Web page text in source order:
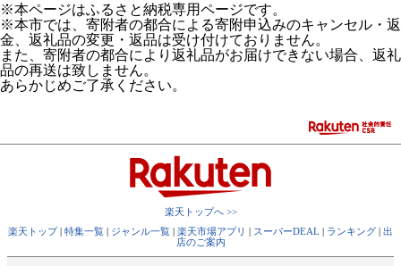
※本ページはふるさと納税専用ページです。
※本市では、寄附者の都合による寄附申込みのキャンセル・返
金、返礼品の変更・返品は受け付けておりません。
また、寄附者の都合により返礼品がお届けできない場合、返礼
品の再送は致しません。
あらかじめご了承ください。
楽天トップへ >>
楽天トップ| 特集一覧 | ジャンル一覧 | 楽天市場アプリ | スーパーDEAL | ランキング | 出
店のご案内